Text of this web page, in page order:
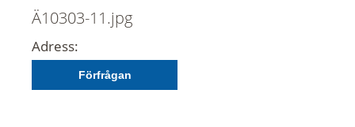
Ä10303-11.jpg
Adress:
Förfrågan